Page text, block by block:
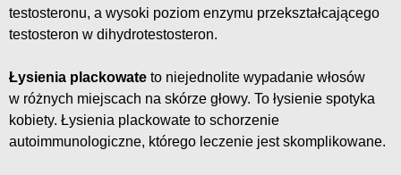
testosteronu, a wysoki poziom enzymu przekształcającego
testosteron w dihydrotestosteron.
Łysienia plackowate to niejednolite wypadanie włosów
w różnych miejscach na skórze głowy. To łysienie spotyka
kobiety. Łysienia plackowate to schorzenie
autoimmunologiczne, którego leczenie jest skomplikowane.